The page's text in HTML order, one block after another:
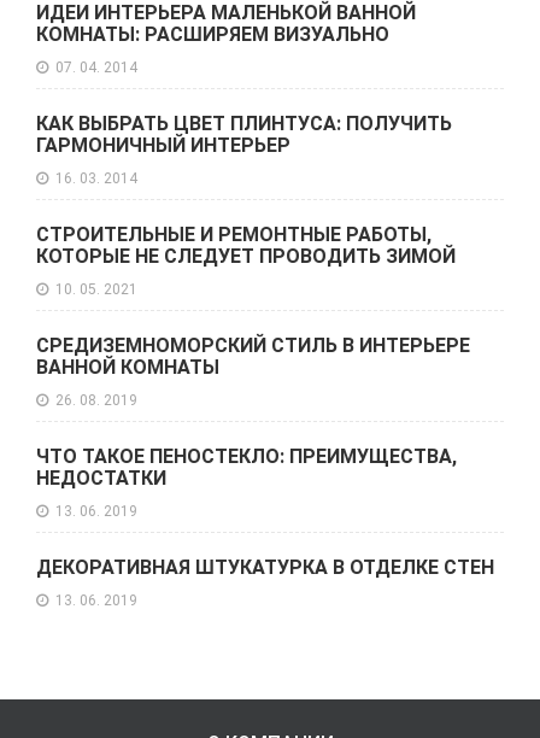
ИДЕИ ИНТЕРЬЕРА МАЛЕНЬКОЙ ВАННОЙ
КОМНАТЫ: РАСШИРЯЕМ ВИЗУАЛЬНО
07. 04. 2014
КАК ВЫБРАТЬ ЦВЕТ ПЛИНТУСА: ПОЛУЧИТЬ
ГАРМОНИЧНЫЙ ИНТЕРЬЕР
16. 03. 2014
СТРОИТЕЛЬНЫЕ И РЕМОНТНЫЕ РАБОТЫ,
КОТОРЫЕ НЕ СЛЕДУЕТ ПРОВОДИТЬ ЗИМОЙ
10. 05. 2021
СРЕДИЗЕМНОМОРСКИЙ СТИЛЬ В ИНТЕРЬЕРЕ
ВАННОЙ КОМНАТЫ
26. 08. 2019
ЧТО ТАКОЕ ПЕНОСТЕКЛО: ПРЕИМУЩЕСТВА,
НЕДОСТАТКИ
13. 06. 2019
ДЕКОРАТИВНАЯ ШТУКАТУРКА В ОТДЕЛКЕ СТЕН
13. 06. 2019